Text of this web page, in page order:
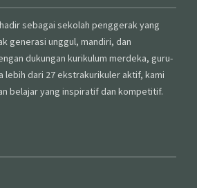
sebagai sekolah penggerak yang
generasi unggul, mandiri, dan
dukungan kurikulum merdeka, guru-
lebih dari 27 ekstrakurikuler aktif, kami
belajar yang inspiratif dan kompetitif.